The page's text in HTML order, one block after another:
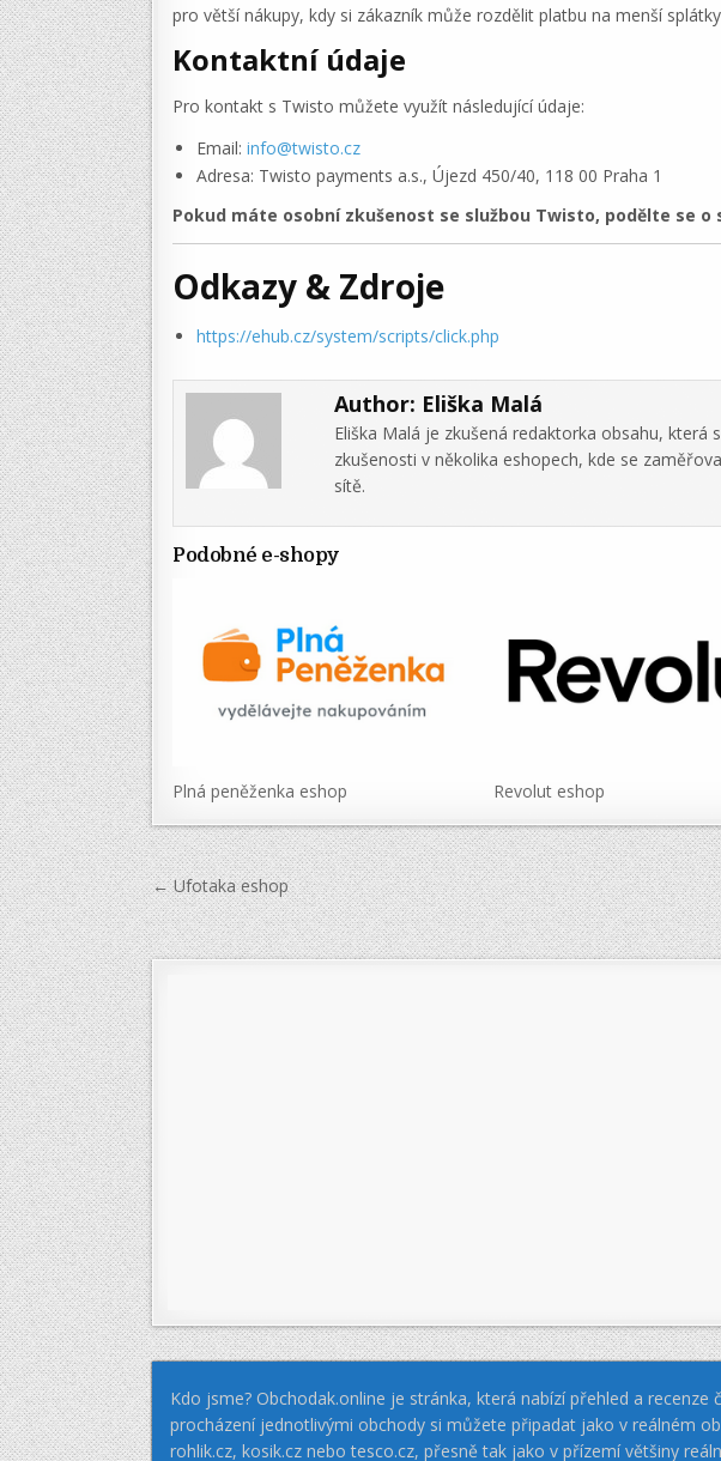
pro větší nákupy, kdy si zákazník může rozdělit platbu na menší
Kontaktní údaje
Pro kontakt s Twisto můžete využít následující údaje:
Email: info@twisto.cz
Adresa: Twisto payments a.s., Újezd 450/40, 118 00 Praha 1
Pokud máte osobní zkušenost se službou Twisto, podělte se
Odkazy & Zdroje
https://ehub.cz/system/scripts/click.php
Author: Eliška Malá
Eliška Malá je zkušená redaktorka obsahu,
zkušenosti v několika eshopech, kde se
sítě.
Podobné e-shopy
Plná peněženka eshop Revolut eshop
Navigace
pro
příspěvek
← Ufotaka eshop
Kdo jsme? Obchodak.online je stránka, která nabízí přehled a
procházení jednotlivými obchody si můžete připadat jako v reálném
rohlik.cz, kosik.cz nebo tesco.cz, přesně tak jako v přízemí většiny